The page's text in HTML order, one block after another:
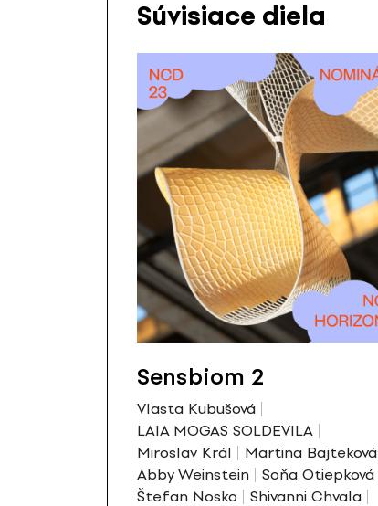
Súvisiace diela
Sensbiom 2
Vlasta Kubušová
LAIA MOGAS SOLDEVILA
Miroslav Král
Martina Bajteková
Abby Weinstein
Soňa Otiepková
Štefan Nosko
Shivanni Chvala